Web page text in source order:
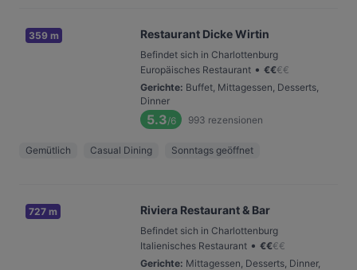
359 m Restaurant Dicke Wirtin
Befindet sich in Charlottenburg
Europäisches Restaurant • €€€€
Gerichte: Buffet, Mittagessen, Desserts,
Dinner
5.3/6 993 rezensionen
Gemütlich Casual Dining Sonntags geöffnet
727 m Riviera Restaurant & Bar
Befindet sich in Charlottenburg
Italienisches Restaurant • €€€€
Gerichte: Mittagessen, Desserts, Dinner,